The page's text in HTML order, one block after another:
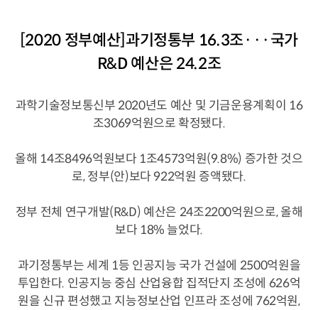
[2020 정부예산]과기정통부 16.3조···국가
R&D 예산은 24.2조
과학기술정보통신부 2020년도 예산 및 기금운용계획이 16
조3069억원으로 확정됐다.
올해 14조8496억원보다 1조4573억원(9.8%) 증가한 것으
로, 정부(안)보다 922억원 증액됐다.
정부 전체 연구개발(R&D) 예산은 24조2200억원으로, 올해
보다 18% 늘었다.
과기정통부는 세계 1등 인공지능 국가 건설에 2500억원을
투입한다. 인공지능 중심 산업융합 집적단지 조성에 626억
원을 신규 편성했고 지능정보산업 인프라 조성에 762억원,